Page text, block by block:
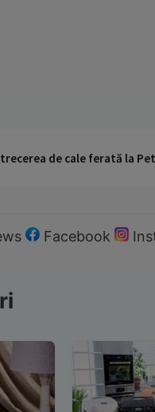
de cale ferată la
Facebook